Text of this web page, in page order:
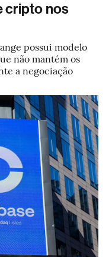
cripto nos
possui modelo
não mantém os
a negociação